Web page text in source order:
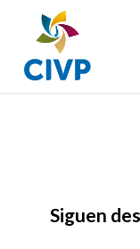
main
content
Siguen